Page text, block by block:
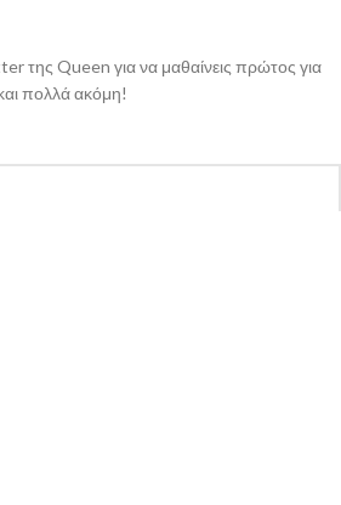
της Queen για να μαθαίνεις πρώτος για
πολλά ακόμη!